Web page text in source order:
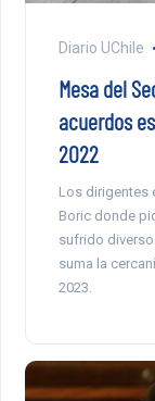
Diario UChile
Mesa del
acuerdos
2022
Los dirigentes
Boric donde
sufrido
suma la
2023.